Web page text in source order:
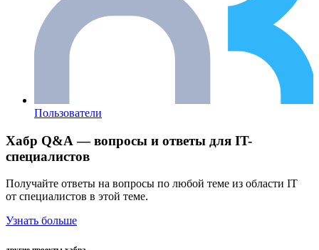
Пользователи
Хабр Q&A — вопросы и ответы для IT-
специалистов
Получайте ответы на вопросы по любой теме из области IT
от специалистов в этой теме.
Узнать больше